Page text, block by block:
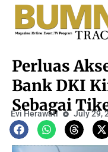
Perluas
Bank DKI
Sebagai
Evi Herawati July 29,